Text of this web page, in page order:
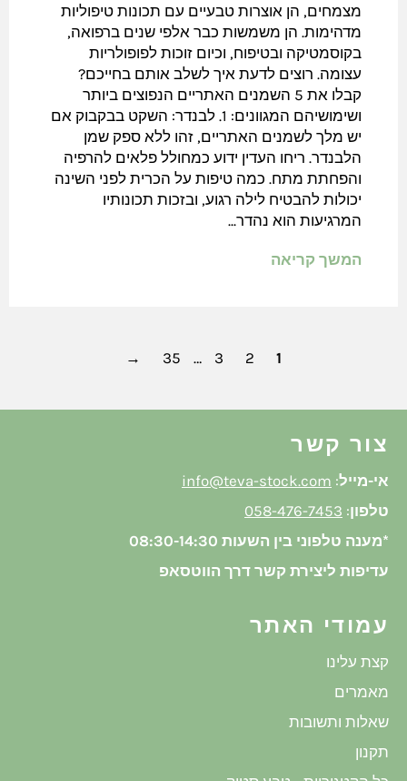
מצמחים, הן אוצרות טבעיים עם תכונות טיפוליות
מדהימות. הן משמשות כבר אלפי שנים ברפואה,
בקוסמטיקה ובטיפוח, וכיום זוכות לפופולריות
עצומה. רוצים לדעת איך לשלב אותם בחייכם?
קבלו את 5 השמנים האתריים הנפוצים ביותר
ושימושיהם המגוונים: 1. לבנדר: השקט בבקבוק אם
יש מלך לשמנים האתריים, זהו ללא ספק שמן
הלבנדר. ריחו העדין ידוע כמחולל פלאים להרפיה
והפחתת מתח. כמה טיפות על הכרית לפני השינה
יכולות להבטיח לילה רגוע, ובזכות תכונותיו
המרגיעות הוא נהדר...
המשך קריאה
1
2
3
…
35
→
צור קשר
אי-מייל:
info@teva-stock.com
טלפון:
058-476-7453
*מענה טלפוני בין השעות 08:30-14:30
עדיפות ליצירת קשר דרך הווטסאפ
עמודי האתר
קצת עלינו
מאמרים
שאלות ותשובות
תקנון